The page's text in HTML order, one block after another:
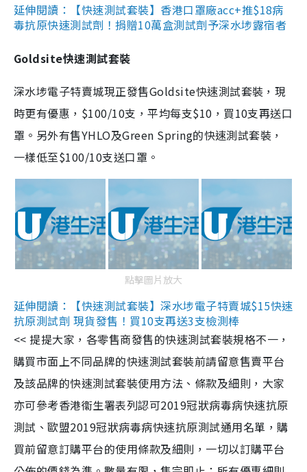
延伸閱讀：【快速測試套裝】香港口罩廠acc+推$18病
毒抗原快速測試劑！捐贈10萬盒測試劑予深水埗露宿者
Goldsite快速測試套裝
深水埗電子特賣城現正發售Goldsite快速測試套裝，現
時更有優惠，$100/10支，平均每支$10，買10支再送口
罩。另外有售YHLO及Green Spring的快速測試套裝，
一樣低至$100/10支送口罩。
點擊圖片放大
延伸閱讀：【快速測試套裝】深水埗電子特賣城$15快速
抗原測試劑 現貨發售！買10支再送3支檢測棒
<< 提提大家，各零售商發售的快速測試套裝規格不一，
購買市面上不同品牌的快速測試套裝前請留意售賣平台
及該品牌的快速測試套裝使用方法、條款及細則，大家
亦可參考香港衞生署表列認可2019冠狀病毒病快速抗原
測試、歐盟2019冠狀病毒病快速抗原測試通用名單，購
買前留意訂購平台的使用條款及細則，一切以訂購平台